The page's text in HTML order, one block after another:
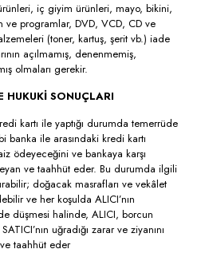
iç giyim ürünleri, mayo, bikini,
ve programlar, DVD, VCD, CD ve
(toner, kartuş, şerit vb.) iade
açılmamış, denenmemiş,
olmaları gerekir.
HUKUKİ SONUÇLARI
kartı ile yaptığı durumda temerrüde
banka ile arasındaki kredi kartı
ödeyeceğini ve bankaya karşı
ve taahhüt eder. Bu durumda ilgili
doğacak masrafları ve vekâlet
ve her koşulda ALICI’nın
düşmesi halinde, ALICI, borcun
uğradığı zarar ve ziyanını
taahhüt eder